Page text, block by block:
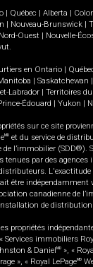
| Québec | Alberta |
| Nouveau-Brunswick |
Ouest | Nouvelle-
.
en Ontario |
| Saskatchewan |
Labrador | Territoires
Édouard | Yukon |
sur ce site
MD et du service de
l’immobilier (SDD®).
tenues par des
distributeurs.
être indépendamment
canadienne de
de distribution
propriétés
immobiliers
& DanielMD », «
», « Royal LePageMD